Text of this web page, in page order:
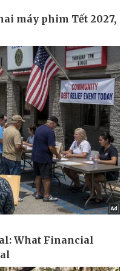
Quân sự - Quốc phòng